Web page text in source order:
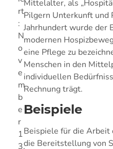
rt
:
N
o
v
e
m
b
e
r
1
3,
Mittelalter, als
Pilgern Unterkunft und
Jahrhundert wurde der
modernen
eine Pflege zu
Menschen in den
individuellen
Rechnung trägt.
Beispiele
Beispiele für die Arbeit
die Bereitstellung von